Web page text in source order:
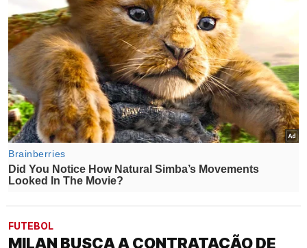
FUTEBOL
MILAN BUSCA A CONTRATAÇÃO DE